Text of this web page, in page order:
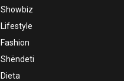
Showbiz
Lifestyle
Fashion
Shëndeti
Dieta